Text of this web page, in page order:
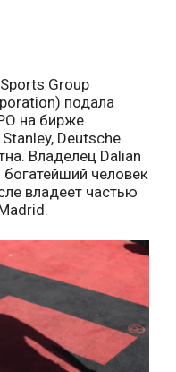
Group
подала
на бирже
Deutsche
Владелец Dalian
человек
владеет частью